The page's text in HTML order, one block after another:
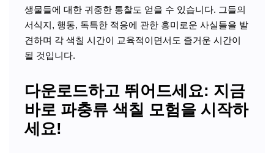
생물들에 대한 귀중한 통찰도 얻을 수 있습니다. 그들의
서식지, 행동, 독특한 적응에 관한 흥미로운 사실들을 발
견하며 각 색칠 시간이 교육적이면서도 즐거운 시간이
될 것입니다.
다운로드하고 뛰어드세요: 지금
바로 파충류 색칠 모험을 시작하
세요!